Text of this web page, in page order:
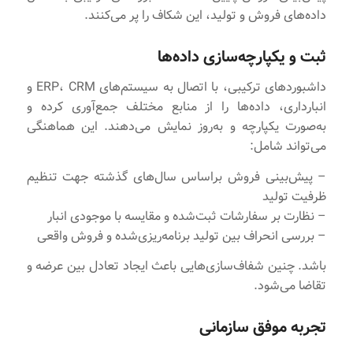
داده‌های فروش و تولید، این شکاف را پر می‌کنند.
ثبت و یکپارچه‌سازی داده‌ها
داشبوردهای ترکیبی، با اتصال به سیستم‌های ERP، CRM و
انبارداری، داده‌ها را از منابع مختلف جمع‌آوری کرده و
به‌صورت یکپارچه و به‌روز نمایش می‌دهند. این هماهنگی
می‌تواند شامل:
– پیش‌بینی فروش براساس سال‌های گذشته جهت تنظیم
ظرفیت تولید
– نظارت بر سفارشات ثبت‌شده و مقایسه با موجودی انبار
– بررسی انحراف بین تولید برنامه‌ریزی‌شده و فروش واقعی
باشد. چنین شفاف‌سازی‌هایی باعث ایجاد تعادل بین عرضه و
تقاضا می‌شود.
تجربه موفق سازمانی